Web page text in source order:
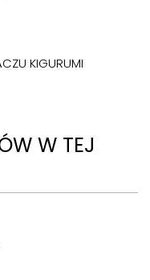
KIGURUMI
W TEJ